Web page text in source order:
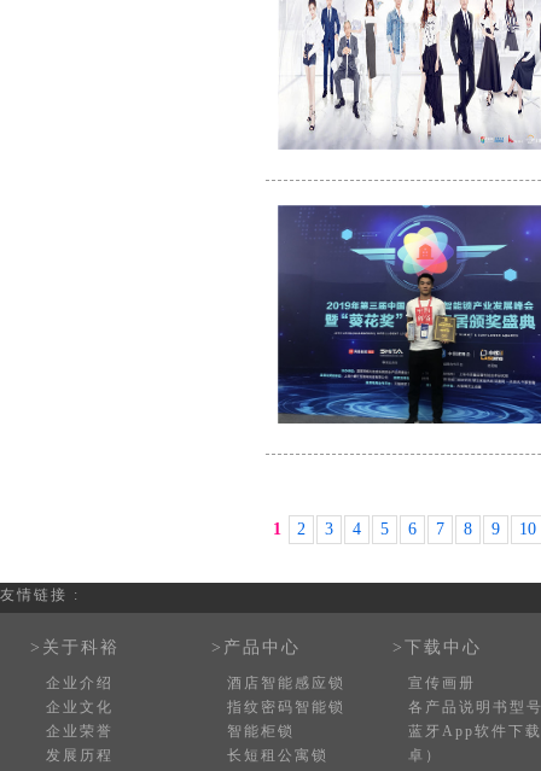
1 2 3 4 5 6 7 8 9 10
友情链接 :
>关于科裕
企业介绍
企业文化
企业荣誉
发展历程
>产品中心
酒店智能感应锁
指纹密码智能锁
智能柜锁
长短租公寓锁
>下载中心
宣传画册
各产品说明书型
蓝牙App软件下
卓）